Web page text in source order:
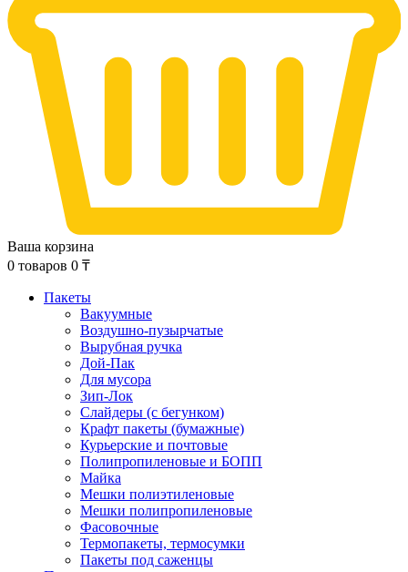
Ваша корзина
0 товаров 0 ₸
Пакеты
Вакуумные
Воздушно-пузырчатые
Вырубная ручка
Дой-Пак
Для мусора
Зип-Лок
Слайдеры (с бегунком)
Крафт пакеты (бумажные)
Курьерские и почтовые
Полипропиленовые и БОПП
Майка
Мешки полиэтиленовые
Мешки полипропиленовые
Фасовочные
Термопакеты, термосумки
Пакеты под саженцы